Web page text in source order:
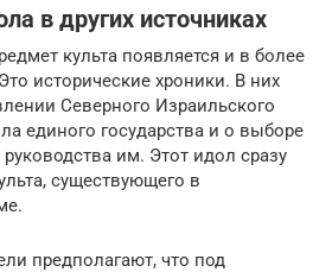
в других источниках
культа появляется и в более
исторические хроники. В них
Северного Израильского
единого государства и о выборе
им. Этот идол сразу
существующего в
предполагают, что под